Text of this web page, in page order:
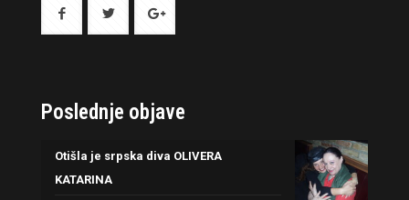
Poslednje objave
Otišla je srpska diva OLIVERA
KATARINA